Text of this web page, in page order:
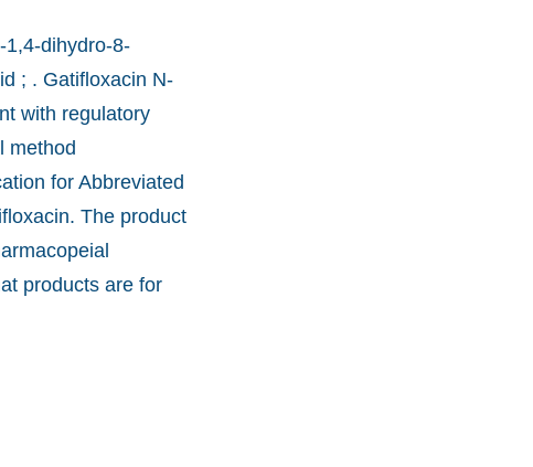
1,4-dihydro-8-
; . Gatifloxacin N-
with regulatory
method
for Abbreviated
The product
products are for